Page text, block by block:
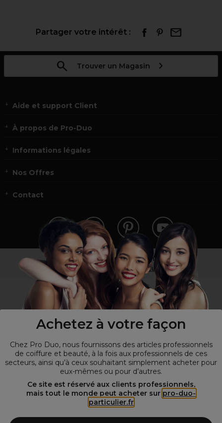
Achetez à votre façon
Chez Pro Duo, nous fournissons des articles professionnels
de coiffure et beauté, à la fois aux professionnels de ces
secteurs, ainsi qu’à ceux souhaitant simplement acheter pour
eux-mêmes ou pour d’autres.
Ce site est réservé aux clients professionnels,
mais tout le monde peut acheter sur pro-duo-
particulier.fr
Partager votre intérêt :
Trouver un Magasin
Aide et support Client
À propos de Pro-Duo
Informations légales
Nos Offres
Contact
Vous n’êtes pas un professionnel ?
Visitez notre site pour les particuliers!
Spécialiste de la coiffure et de la beauté, nous vous proposons une
large sélection de produits professionnels pour la coiffure et